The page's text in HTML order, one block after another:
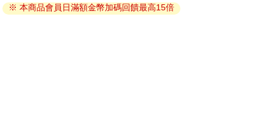
因版權保護，您在金石堂所購買的電子書僅能以金石堂專屬
※ 本商品會員日滿額金幣加碼回饋最高15倍